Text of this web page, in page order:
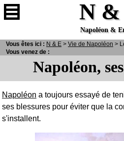
N &
Napoléon &
Napoléon,
Napoléon a toujours essayé de
ses blessures pour éviter que la
s'installent.
Vous êtes ici : N & E > Vie de Napoléon >
Vous venez de :